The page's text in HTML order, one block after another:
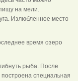
на мели.
Излюбленное место
время озеро
рыба. После
специальная